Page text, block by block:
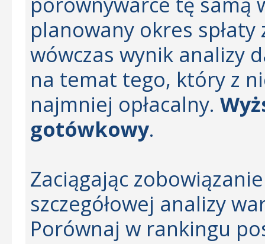
planowany okres
wówczas wynik analizy
na temat tego, który z
najmniej opłacalny.
gotówkowy.
Zaciągając
szczegółowej analizy
Porównaj w rankingu